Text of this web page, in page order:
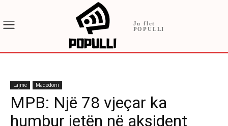
Ju flet
POPULLI
Lajme Maqedoni
MPB: Një 78 vjeçar ka
humbur jetën në aksident